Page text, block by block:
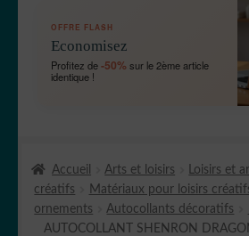
🖨 3D et divers
OFFRE FLASH
Economisez
Profitez de-50%sur le 2ème article
identique !
Accueil Arts et loisirs Loisirs et
créatifs
Matériaux pour loisirs
ornements
Autocollants décoratifs
AUTOCOLLANT SHENRON